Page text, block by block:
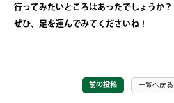
行ってみたいところはあったでしょうか？
ぜひ、足を運んでみてくださいね！
前の投稿 一覧へ戻る